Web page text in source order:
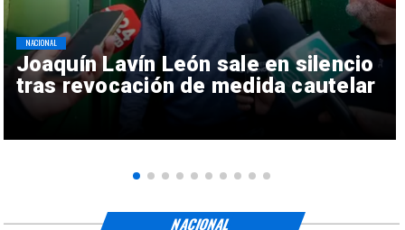
Joaquín Lavín León sale en silencio
tras revocación de medida cautelar
NACIONAL
NACIONAL